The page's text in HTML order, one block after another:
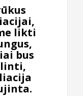
likti
bus